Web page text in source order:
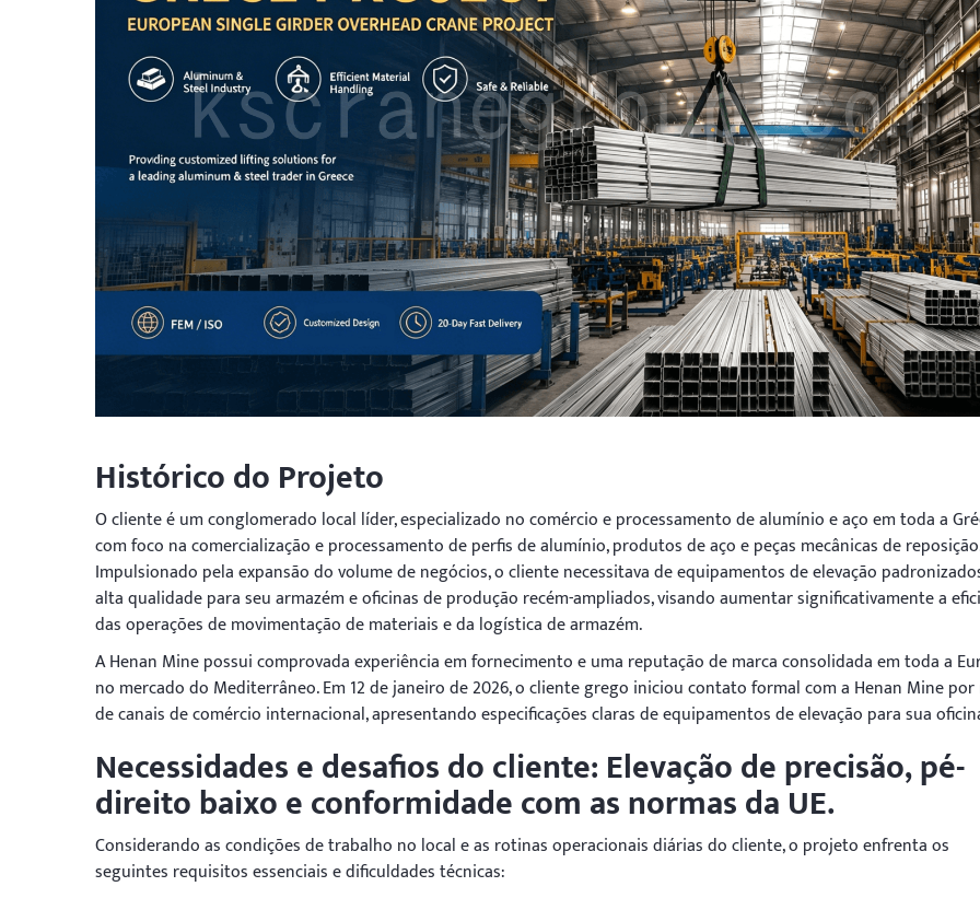
Histórico do Projeto
O cliente é um conglomerado local líder, especializado no comércio e processamento de alumínio e aço em toda a
com foco na comercialização e processamento de perfis de alumínio, produtos de aço e peças mecânicas de reposição.
Impulsionado pela expansão do volume de negócios, o cliente necessitava de equipamentos de elevação
alta qualidade para seu armazém e oficinas de produção recém-ampliados, visando aumentar significativamente a
das operações de movimentação de materiais e da logística de armazém.
A Henan Mine possui comprovada experiência em fornecimento e uma reputação de marca consolidada em toda a
no mercado do Mediterrâneo. Em 12 de janeiro de 2026, o cliente grego iniciou contato formal com a Henan Mine por
de canais de comércio internacional, apresentando especificações claras de equipamentos de elevação para sua
Necessidades e desafios do cliente: Elevação de precisão, pé-
direito baixo e conformidade com as normas da UE.
Considerando as condições de trabalho no local e as rotinas operacionais diárias do cliente, o projeto enfrenta os
seguintes requisitos essenciais e dificuldades técnicas: